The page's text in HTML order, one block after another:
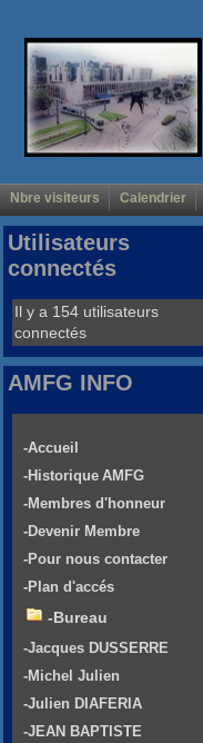
Nbre visiteurs Calendrier
Utilisateurs
connectés
Il y a 154 utilisateurs
connectés
AMFG INFO
-Accueil
-Historique AMFG
-Membres d'honneur
-Devenir Membre
-Pour nous contacter
-Plan d'accés
-Bureau
-Jacques DUSSERRE
-Michel Julien
-Julien DIAFERIA
-JEAN BAPTISTE